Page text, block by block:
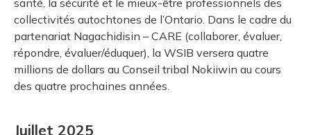
collectivités autochtones de l’Ontario. Dans le cadre du
partenariat Nagachidisin – CARE (collaborer, évaluer,
répondre, évaluer/éduquer), la WSIB versera quatre
millions de dollars au Conseil tribal Nokiiwin au cours
des quatre prochaines années.
Juillet 2025